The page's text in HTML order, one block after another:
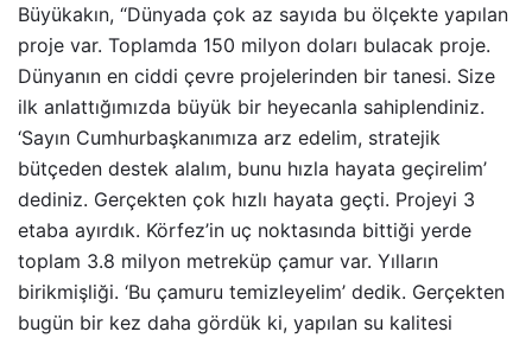
Büyükakın, “Dünyada çok az sayıda bu ölçekte yapılan
proje var. Toplamda 150 milyon doları bulacak proje.
Dünyanın en ciddi çevre projelerinden bir tanesi. Size
ilk anlattığımızda büyük bir heyecanla sahiplendiniz.
‘Sayın Cumhurbaşkanımıza arz edelim, stratejik
bütçeden destek alalım, bunu hızla hayata geçirelim’
dediniz. Gerçekten çok hızlı hayata geçti. Projeyi 3
etaba ayırdık. Körfez’in uç noktasında bittiği yerde
toplam 3.8 milyon metreküp çamur var. Yılların
birikmişliği. ‘Bu çamuru temizleyelim’ dedik. Gerçekten
bugün bir kez daha gördük ki, yapılan su kalitesi